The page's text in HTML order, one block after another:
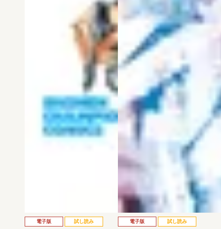
電子版 試し読み 電子版 試し読み